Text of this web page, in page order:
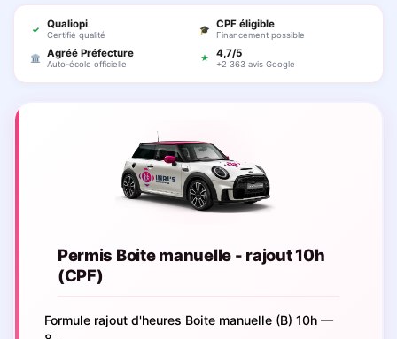
✓ Qualiopi
Certifié qualité
🎓 CPF éligible
Financement possible
🏛 Agréé Préfecture
Auto-école officielle
★ 4,7/5
+2 363 avis Google
Permis Boite manuelle - rajout 10h
(CPF)
Formule rajout d'heures Boite manuelle (B) 10h —